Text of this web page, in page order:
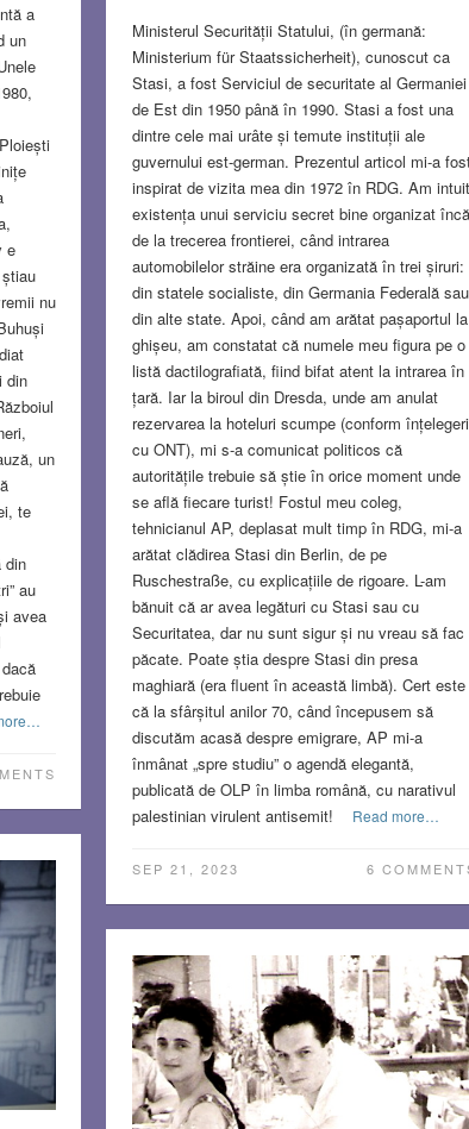
a
un
e
nu
din
un
te
din
au
avea
Ministerul Securității Statului, (în germană:
Ministerium für Staatssicherheit), cunoscut ca
Stasi, a fost Serviciul de securitate al Germaniei
de Est din 1950 până în 1990. Stasi a fost una
dintre cele mai urâte și temute instituții ale
guvernului est-german. Prezentul articol mi-a
inspirat de vizita mea din 1972 în RDG. Am intuit
existența unui serviciu secret bine organizat încă
de la trecerea frontierei, când intrarea
automobilelor străine era organizată în trei șiruri:
din statele socialiste, din Germania Federală sau
din alte state. Apoi, când am arătat pașaportul la
ghișeu, am constatat că numele meu figura pe o
listă dactilografiată, fiind bifat atent la intrarea în
țară. Iar la biroul din Dresda, unde am anulat
rezervarea la hoteluri scumpe (conform
cu ONT), mi s-a comunicat politicos că
autoritățile trebuie să știe în orice moment unde
se află fiecare turist! Fostul meu coleg,
tehnicianul AP, deplasat mult timp în RDG, mi-a
arătat clădirea Stasi din Berlin, de pe
Ruschestraße, cu explicațiile de rigoare. L-am
bănuit că ar avea legături cu Stasi sau cu
Securitatea, dar nu sunt sigur și nu vreau să fac
păcate. Poate știa despre Stasi din presa
maghiară (era fluent în această limbă). Cert este
că la sfârșitul anilor 70, când începusem să
discutăm acasă despre emigrare, AP mi-a
înmânat „spre studiu” o agendă elegantă,
publicată de OLP în limba română, cu narativul
palestinian virulent antisemit!
Read more…
SEP 21, 2023 6